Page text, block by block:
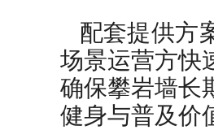
配套提供方
场景运营方快
确保攀岩墙长
健身与普及价